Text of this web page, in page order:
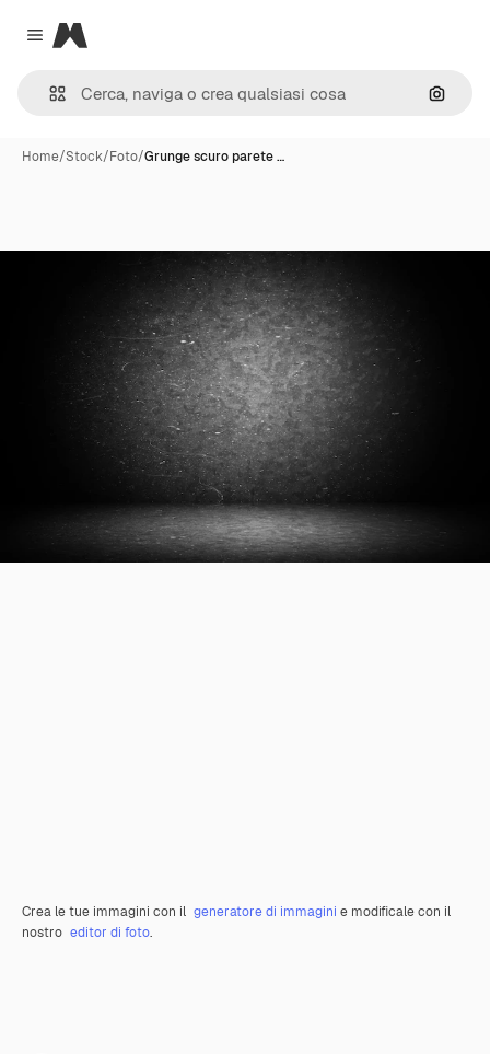
Close menu
Magnific
Cerca
Home/Stock/Foto/Grunge scuro parete …
Crea le tue immagini con il generatore di immagini e modificale con il
nostro editor di foto.